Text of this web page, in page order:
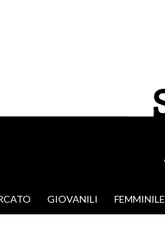
GIOVANILI FEMMINILE